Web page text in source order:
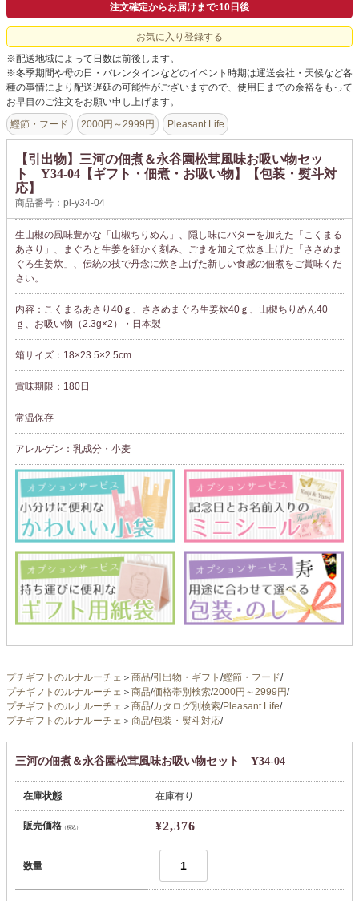
注文確定からお届けまで:10日後
お気に入り登録する
※配送地域によって日数は前後します。
※冬季期間や母の日・バレンタインなどのイベント時期は運送会社・天候など各
種の事情により配送遅延の可能性がございますので、使用日までの余裕をもって
お早目のご注文をお願い申し上げます。
鰹節・フード 2000円～2999円 Pleasant Life
【引出物】三河の佃煮＆永谷園松茸風味お吸い物セッ
ト Y34-04【ギフト・佃煮・お吸い物】【包装・熨斗対
応】
商品番号：pl-y34-04
生山椒の風味豊かな「山椒ちりめん」、隠し味にバターを加えた「こくまる
あさり」、まぐろと生姜を細かく刻み、ごまを加えて炊き上げた「ささめま
ぐろ生姜炊」、伝統の技で丹念に炊き上げた新しい食感の佃煮をご賞味くだ
さい。
内容：こくまるあさり40ｇ、ささめまぐろ生姜炊40ｇ、山椒ちりめん40
ｇ、お吸い物（2.3g×2）・日本製
箱サイズ：18×23.5×2.5cm
賞味期限：180日
常温保存
アレルゲン：乳成分・小麦
プチギフトのルナルーチェ ＞ 商品/引出物・ギフト /鰹節・フード/
プチギフトのルナルーチェ ＞ 商品/価格帯別検索/2000円～2999円/
プチギフトのルナルーチェ ＞ 商品/カタログ別検索/Pleasant Life/
プチギフトのルナルーチェ ＞ 商品/包装・熨斗対応/
三河の佃煮＆永谷園松茸風味お吸い物セット Y34-04
在庫状態 在庫有り
販売価格（税込） ¥2,376
数量